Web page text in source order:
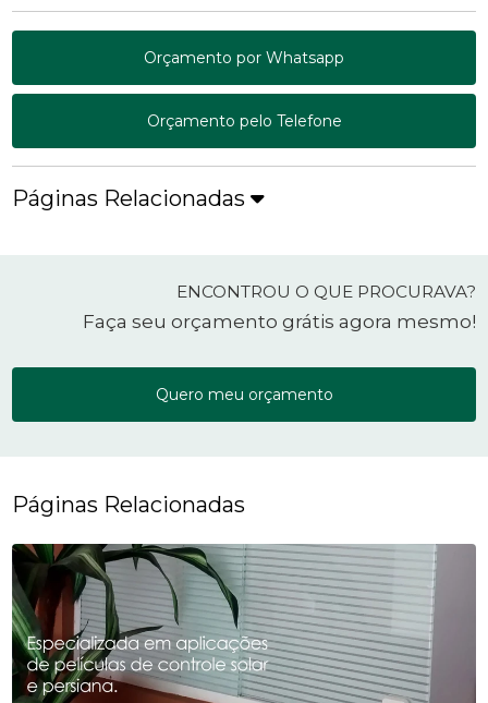
Orçamento por Whatsapp
Orçamento pelo Telefone
Páginas Relacionadas
ENCONTROU O QUE PROCURAVA?
Faça seu orçamento grátis agora mesmo!
Quero meu orçamento
Páginas Relacionadas